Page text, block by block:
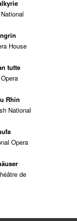
House
tutte
Rhin
National
Opera
de